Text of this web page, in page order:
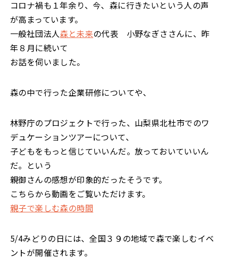
コロナ禍も１年余り、今、森に行きたいという人の声
が高まっています。
一般社団法人森と未来の代表 小野なぎささんに、昨
年８月に続いて
お話を伺いました。
森の中で行った企業研修についてや、
林野庁のプロジェクトで行った、山梨県北杜市でのワ
デュケーションツアーについて、
子どもをもっと信じていいんだ。放っておいていいん
だ。という
親御さんの感想が印象的だったそうです。
こちらから動画をご覧いただけます。
親子で楽しむ森の時間
5/4みどりの日には、全国３９の地域で森で楽しむイベ
ントが開催されます。